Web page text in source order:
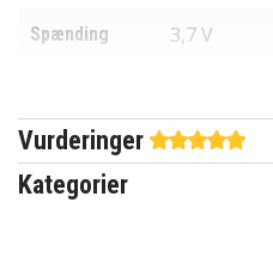
Spænding 3,7 V
Batteriet erstatter:
CP-HK02
Vurderinger
Kategorier